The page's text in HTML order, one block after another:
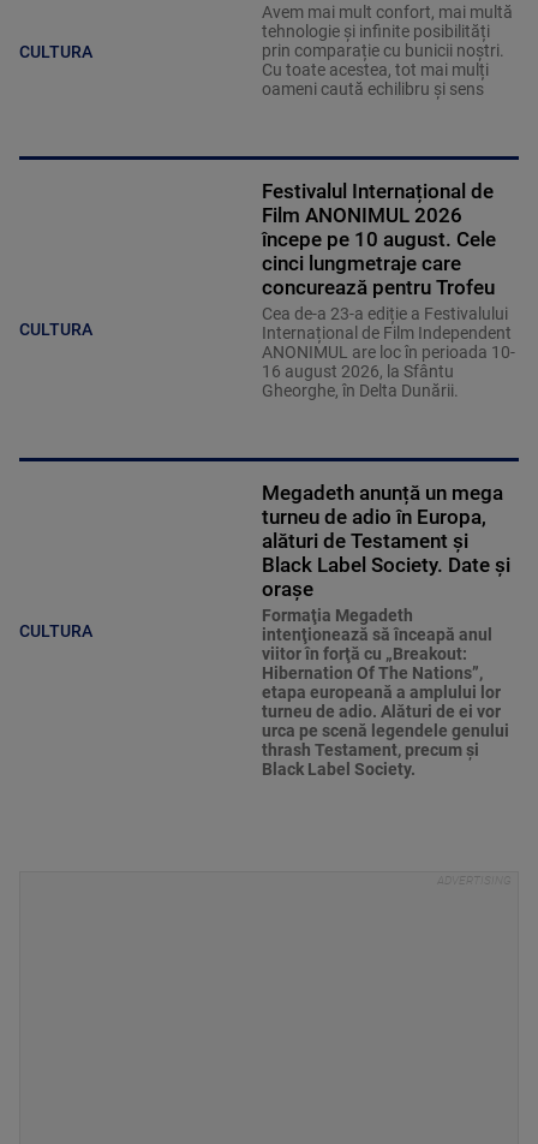
CULTURA
Avem mai mult confort, mai multă
tehnologie și infinite posibilități
prin comparație cu bunicii noștri.
Cu toate acestea, tot mai mulți
oameni caută echilibru și sens
CULTURA
Festivalul Internațional de
Film ANONIMUL 2026
începe pe 10 august. Cele
cinci lungmetraje care
concurează pentru Trofeu
Cea de-a 23-a ediție a Festivalului
Internațional de Film Independent
ANONIMUL are loc în perioada 10-
16 august 2026, la Sfântu
Gheorghe, în Delta Dunării.
CULTURA
Megadeth anunță un mega
turneu de adio în Europa,
alături de Testament și
Black Label Society. Date și
orașe
Formaţia Megadeth
intenţionează să înceapă anul
viitor în forţă cu „Breakout:
Hibernation Of The Nations”,
etapa europeană a amplului lor
turneu de adio. Alături de ei vor
urca pe scenă legendele genului
thrash Testament, precum şi
Black Label Society.